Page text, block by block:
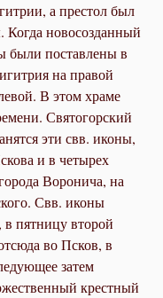
а престол был
Когда новосозданный
были поставлены в
на правой
В этом храме
Святогорский
эти свв. иконы,
и в четырех
Воронича, на
Свв. иконы
пятницу второй
во Псков, в
затем
крестный